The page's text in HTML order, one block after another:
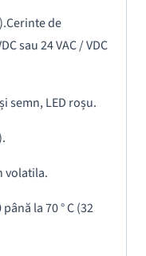
Cerinte de
sau 24 VAC / VDC
semn, LED roșu.
volatila.
la 70 ° C (32